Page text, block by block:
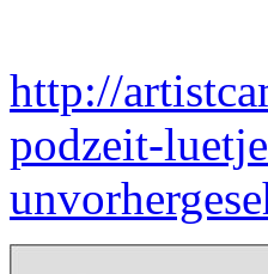
http://
podzeit-